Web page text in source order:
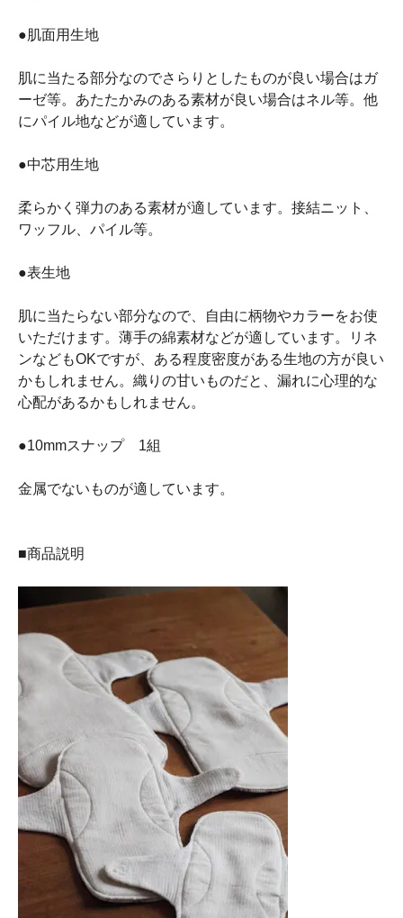
●肌面用生地
肌に当たる部分なのでさらりとしたものが良い場合はガ
ーゼ等。あたたかみのある素材が良い場合はネル等。他
にパイル地などが適しています。
●中芯用生地
柔らかく弾力のある素材が適しています。接結ニット、
ワッフル、パイル等。
●表生地
肌に当たらない部分なので、自由に柄物やカラーをお使
いただけます。薄手の綿素材などが適しています。リネ
ンなどもOKですが、ある程度密度がある生地の方が良い
かもしれません。織りの甘いものだと、漏れに心理的な
心配があるかもしれません。
●10mmスナップ 1組
金属でないものが適しています。
■商品説明